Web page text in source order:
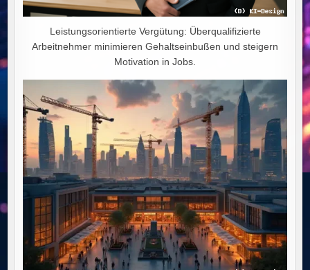
Leistungsorientierte Vergütung: Überqualifizierte
Arbeitnehmer minimieren Gehaltseinbußen und steigern
Motivation in Jobs.